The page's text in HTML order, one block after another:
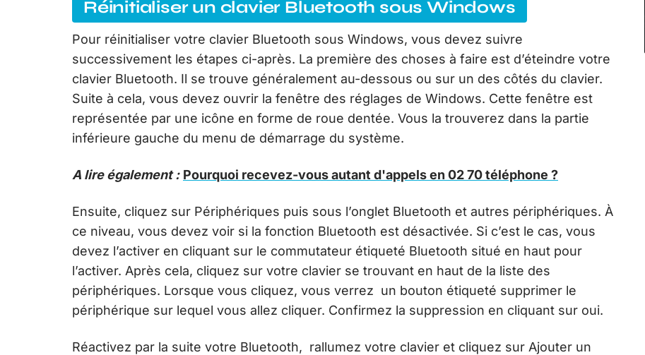
Réinitialiser un clavier Bluetooth sous Windows
Pour réinitialiser votre clavier Bluetooth sous Windows, vous devez suivre
successivement les étapes ci-après. La première des choses à faire est d’éteindre votre
clavier Bluetooth. Il se trouve généralement au-dessous ou sur un des côtés du clavier.
Suite à cela, vous devez ouvrir la fenêtre des réglages de Windows. Cette fenêtre est
représentée par une icône en forme de roue dentée. Vous la trouverez dans la partie
inférieure gauche du menu de démarrage du système.
A lire également : Pourquoi recevez-vous autant d'appels en 02 70 téléphone ?
Ensuite, cliquez sur Périphériques puis sous l’onglet Bluetooth et autres périphériques. À
ce niveau, vous devez voir si la fonction Bluetooth est désactivée. Si c’est le cas, vous
devez l’activer en cliquant sur le commutateur étiqueté Bluetooth situé en haut pour
l’activer. Après cela, cliquez sur votre clavier se trouvant en haut de la liste des
périphériques. Lorsque vous cliquez, vous verrez un bouton étiqueté supprimer le
périphérique sur lequel vous allez cliquer. Confirmez la suppression en cliquant sur oui.
Réactivez par la suite votre Bluetooth, rallumez votre clavier et cliquez sur Ajouter un